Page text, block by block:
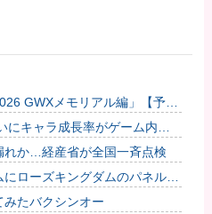
GWXメモリアル編」【予約
にキャラ成長率がゲーム内で
れか…経産省が全国一斉点検
ローズキングダムのパネルが
みたバクシンオー